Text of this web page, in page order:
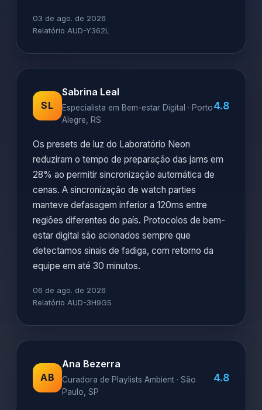
03 de ago. de 2026
Relatório AUD-Y362L
SL
Sabrina Leal
Especialista em Bem-estar Digital · Porto
Alegre, RS
4.8
Os presets de luz do Laboratório Neon
reduziram o tempo de preparação das jams em
28% ao permitir sincronização automática de
cenas. A sincronização de watch parties
manteve defasagem inferior a 120ms entre
regiões diferentes do país. Protocolos de bem-
estar digital são acionados sempre que
detectamos sinais de fadiga, com retorno da
equipe em até 30 minutos.
06 de ago. de 2026
Relatório AUD-3H9GS
AB
Ana Bezerra
Curadora de Playlists Ambient · São
Paulo, SP
4.8